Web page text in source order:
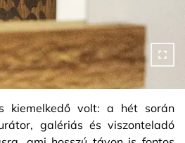
kiemelkedő volt: a hét során
galériás és viszonteladó